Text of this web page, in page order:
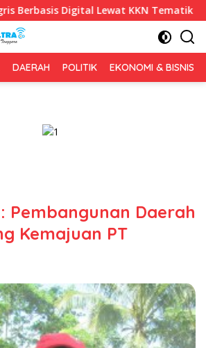
Lewat KKN Tematik di Desa Alebo
DAERAH POLITIK EKONOMI & BISNIS
Pembangunan Daerah
Kemajuan PT